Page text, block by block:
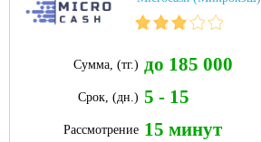
Сумма, (тг.) до 185 000
Срок, (дн.) 5 - 15
Рассмотрение 15 минут